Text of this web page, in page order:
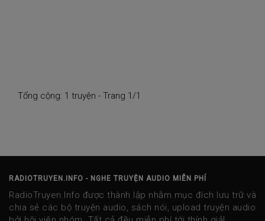
Tổng cộng: 1 truyện - Trang 1/1
RADIOTRUYEN.INFO - NGHE TRUYỆN AUDIO MIỄN PHÍ
RadioTruyen.Info được thành lập nhằm mục đích lưu trữ và
chia sẻ các bộ truyện audio, sách nói, upload truyện audio